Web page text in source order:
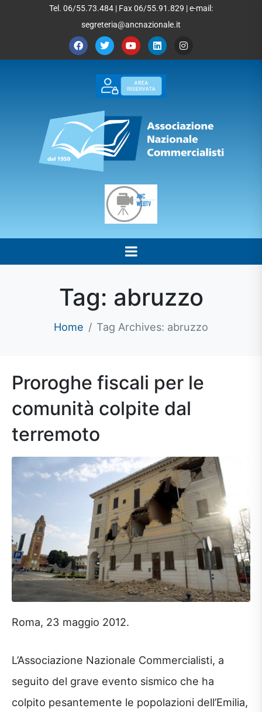
Tel. 06/55.73.484 | Fax 06/55.91.829 | e-mail:
segreteria@ancnazionale.it
Tag: abruzzo
Home Tag Archives: abruzzo
Proroghe fiscali per le
comunità colpite dal
terremoto
Roma, 23 maggio 2012.
L’Associazione Nazionale Commercialisti, a
seguito del grave evento sismico che ha
colpito pesantemente le popolazioni dell’Emilia,